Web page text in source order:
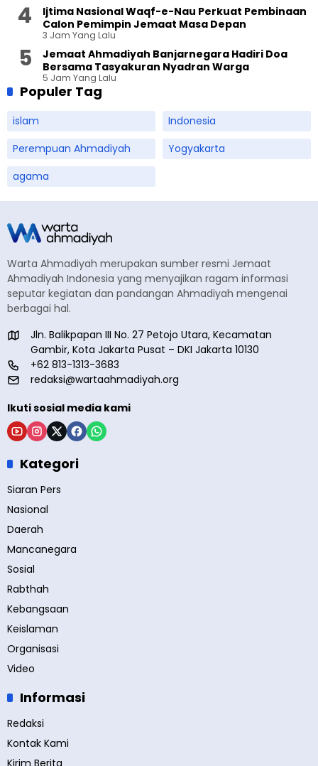
Ijtima Nasional Waqf-e-Nau Perkuat Pembinaan
Calon Pemimpin Jemaat Masa Depan
3 Jam Yang Lalu
Jemaat Ahmadiyah Banjarnegara Hadiri Doa
Bersama Tasyakuran Nyadran Warga
5 Jam Yang Lalu
Populer Tag
islam
Indonesia
Perempuan Ahmadiyah
Yogyakarta
agama
Warta Ahmadiyah merupakan sumber resmi Jemaat
Ahmadiyah Indonesia yang menyajikan ragam informasi
seputar kegiatan dan pandangan Ahmadiyah mengenai
berbagai hal.
Jln. Balikpapan III No. 27 Petojo Utara, Kecamatan
Gambir, Kota Jakarta Pusat – DKI Jakarta 10130
+62 813-1313-3683
redaksi@wartaahmadiyah.org
Ikuti sosial media kami
Kategori
Siaran Pers
Nasional
Daerah
Mancanegara
Sosial
Rabthah
Kebangsaan
Keislaman
Organisasi
Video
Informasi
Redaksi
Kontak Kami